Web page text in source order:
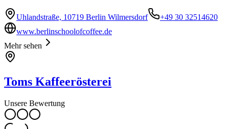
Uhlandstraße, 10719 Berlin Wilmersdorf
+49 30 32514620
www.berlinschoolofcoffee.de
Mehr sehen
Toms Kaffeerösterei
Unsere Bewertung